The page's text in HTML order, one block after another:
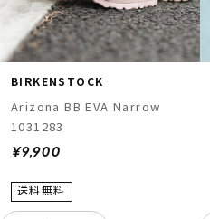
BIRKENSTOCK
Arizona BB EVA Narrow
1031283
¥9,900